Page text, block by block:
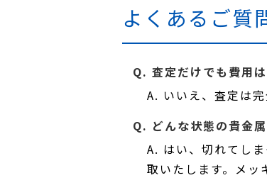
よくあるご質
Q. 査定だけでも費用
A. いいえ、査定は
Q. どんな状態の貴金
A. はい、切れてし
取いたします。メッ